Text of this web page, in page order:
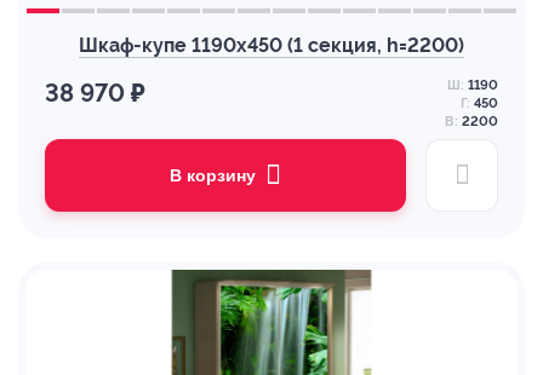
Шкаф-купе 1190х450 (1 секция, h=2200)
38 970 ₽ Ш: 1190
Г: 450
В: 2200
В корзину